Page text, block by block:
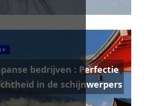
bedrijven : Perfectie
in de schijnwerpers